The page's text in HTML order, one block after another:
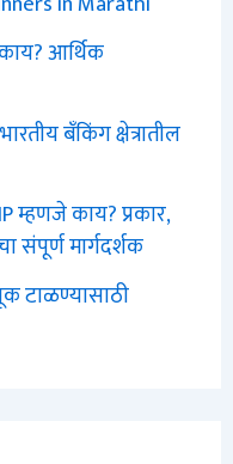
आर्थिक
बँकिंग क्षेत्रातील
म्हणजे काय? प्रकार,
मार्गदर्शक
टाळण्यासाठी